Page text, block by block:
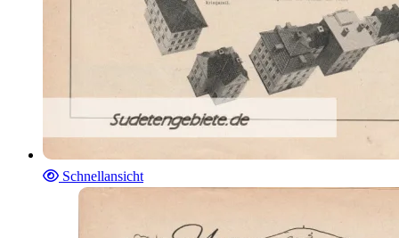
Schnellansicht